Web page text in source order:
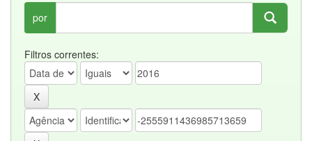
por
Filtros correntes: